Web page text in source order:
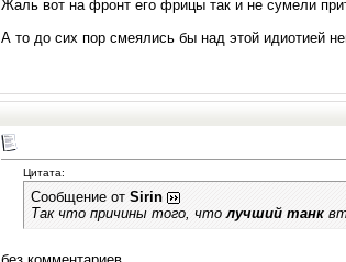
Жаль вот на фронт его фрицы так и не сумели
А то до сих пор смеялись бы над этой идиотией
Цитата:
Сообщение от Sirin
Так что причины того, чтолучший танк